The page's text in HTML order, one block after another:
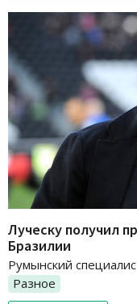
Луческу получил
Бразилии
Румынский
Разное